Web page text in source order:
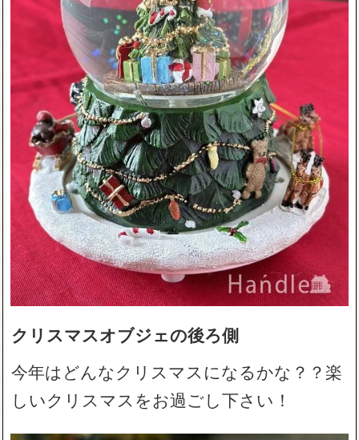
クリスマスオブジェの後ろ側
今年はどんなクリスマスになるかな？？楽
しいクリスマスをお過ごし下さい！